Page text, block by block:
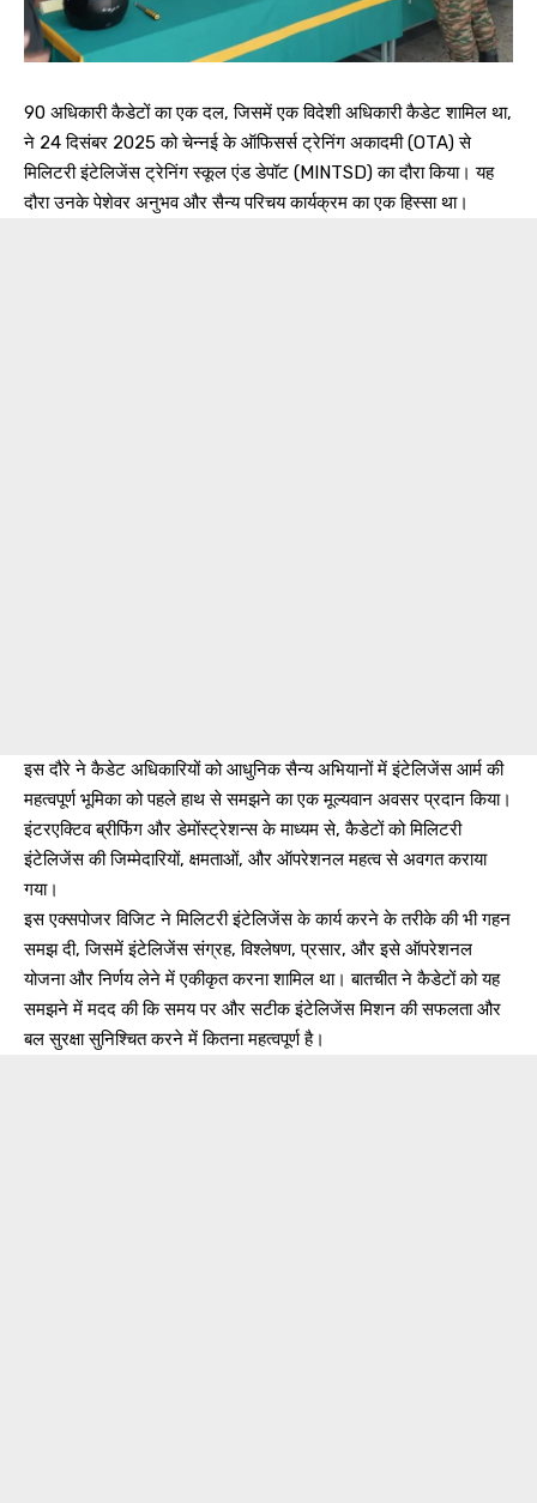
90 अधिकारी कैडेटों का एक दल, जिसमें एक विदेशी अधिकारी कैडेट शामिल था,
ने 24 दिसंबर 2025 को चेन्नई के ऑफिसर्स ट्रेनिंग अकादमी (OTA) से
मिलिटरी इंटेलिजेंस ट्रेनिंग स्कूल एंड डेपॉट (MINTSD) का दौरा किया। यह
दौरा उनके पेशेवर अनुभव और सैन्य परिचय कार्यक्रम का एक हिस्सा था।
इस दौरे ने कैडेट अधिकारियों को आधुनिक सैन्य अभियानों में इंटेलिजेंस आर्म की
महत्वपूर्ण भूमिका को पहले हाथ से समझने का एक मूल्यवान अवसर प्रदान किया।
इंटरएक्टिव ब्रीफिंग और डेमोंस्ट्रेशन्स के माध्यम से, कैडेटों को मिलिटरी
इंटेलिजेंस की जिम्मेदारियों, क्षमताओं, और ऑपरेशनल महत्व से अवगत कराया
गया।
इस एक्सपोजर विजिट ने मिलिटरी इंटेलिजेंस के कार्य करने के तरीके की भी गहन
समझ दी, जिसमें इंटेलिजेंस संग्रह, विश्लेषण, प्रसार, और इसे ऑपरेशनल
योजना और निर्णय लेने में एकीकृत करना शामिल था। बातचीत ने कैडेटों को यह
समझने में मदद की कि समय पर और सटीक इंटेलिजेंस मिशन की सफलता और
बल सुरक्षा सुनिश्चित करने में कितना महत्वपूर्ण है।